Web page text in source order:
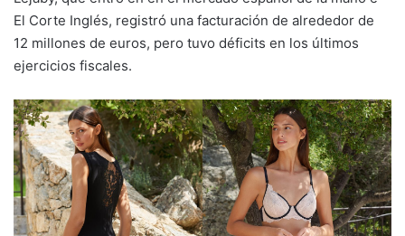
El Corte Inglés, registró una facturación de alrededor de
12 millones de euros, pero tuvo déficits en los últimos
ejercicios fiscales.